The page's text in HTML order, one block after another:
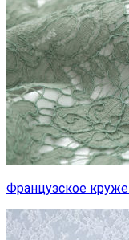
Французское